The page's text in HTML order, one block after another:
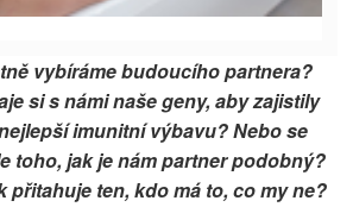
vybíráme budoucího partnera?
si s námi naše geny, aby zajistily
imunitní výbavu? Nebo se
toho, jak je nám partner podobný?
přitahuje ten, kdo má to, co my ne?